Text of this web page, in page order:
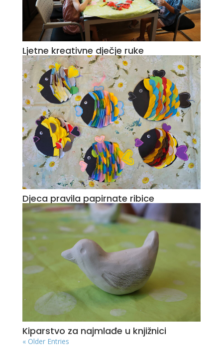
Ljetne kreativne dječje ruke
Djeca pravila papirnate ribice
Kiparstvo za najmlađe u knjižnici
« Older Entries